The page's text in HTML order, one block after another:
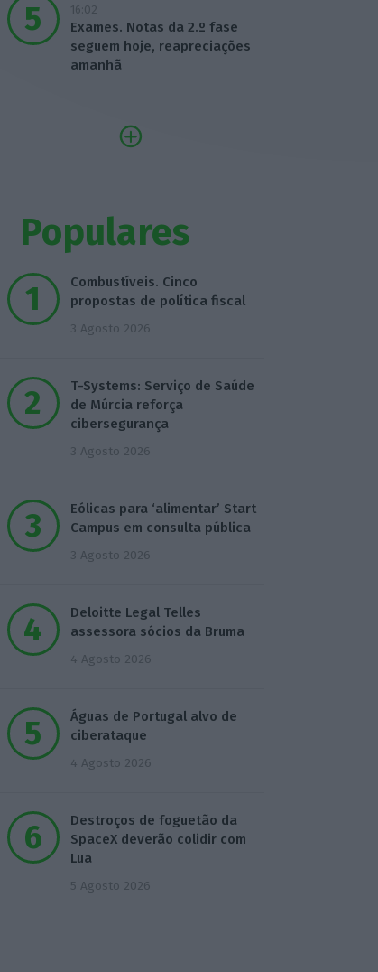
16:02
Exames. Notas da 2.º fase
seguem hoje, reapreciações
amanhã
Populares
Combustíveis. Cinco
propostas de política fiscal
3 Agosto 2026
T-Systems: Serviço de Saúde
de Múrcia reforça
cibersegurança
3 Agosto 2026
Eólicas para ‘alimentar’ Start
Campus em consulta pública
3 Agosto 2026
Deloitte Legal Telles
assessora sócios da Bruma
4 Agosto 2026
Águas de Portugal alvo de
ciberataque
4 Agosto 2026
Destroços de foguetão da
SpaceX deverão colidir com
Lua
5 Agosto 2026